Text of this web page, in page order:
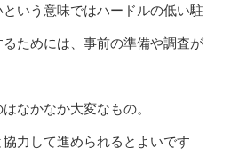
いう意味ではハードルの低い駐
ためには、事前の準備や調査が
なかなか大変なもの。
力して進められるとよいです